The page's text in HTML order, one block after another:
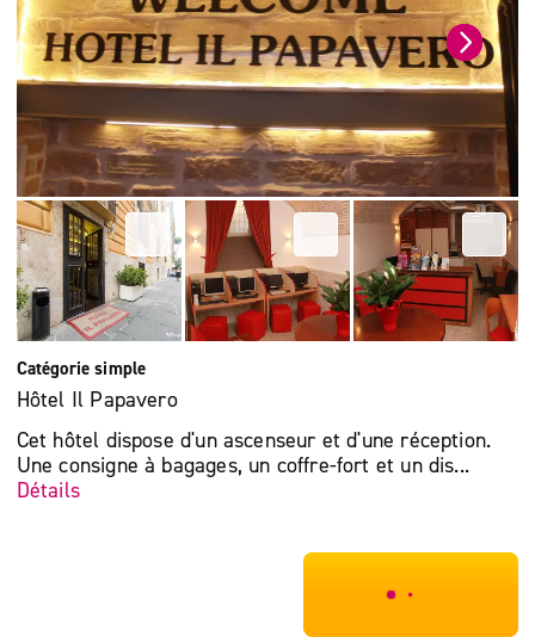
Catégorie simple
Hôtel Il Papavero
Cet hôtel dispose d'un ascenseur et d'une réception.
Une consigne à bagages, un coffre-fort et un dis...
Détails
***************